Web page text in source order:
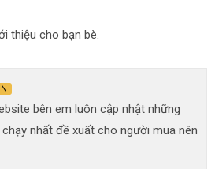
thiệu cho bạn bè.
bên em luôn cập nhật những
nhất đề xuất cho người mua nên